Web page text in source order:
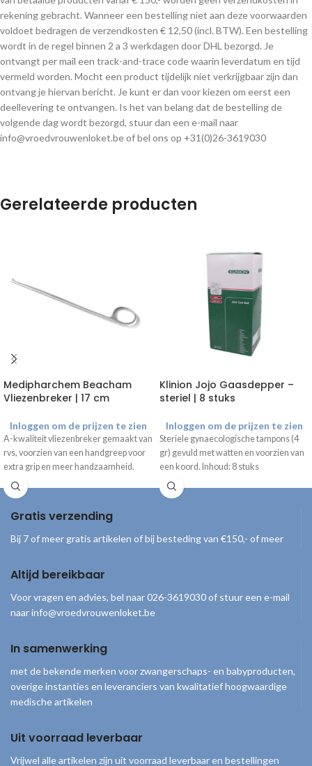
rekening gebracht. Wanneer een bestelling niet aan deze voorwaarden
voldoet bedragen de verzendkosten € 12,50 (incl. BTW). Een bestelling
wordt in de regel binnen 2 a 3 werkdagen door DHL bezorgd. Je
ontvangt per mail een track-and-trace code waarin leverdatum en tijd
vermeld worden. Mocht een product tijdelijk niet verkrijgbaar zijn dan
ontvang je hiervan bericht. Je kunt er dan voor kiezen om eerst een
deellevering te ontvangen. Is het van belang dat de bestelling de
volgende dag wordt bezorgd, stuur dan een e-mail naar
info@vroedvrouwenloket.be of bel ons op +31(0)26-3619030
Gerelateerde producten
Medipharchem Beacham
Vliezenbreker | 17 cm
Inloggen om de prijzen te zien
A-kwaliteit vliezenbreker gemaakt van
rvs, voorzien van een handgreep voor
extra grip en meer handzaamheid.
Klinion Jojo Gaasdepper –
steriel | 8 stuks
Inloggen om de prijzen te zien
Steriele gynaecologische tampons (4
gr) gevuld met watten en voorzien van
een koord. Inhoud: 8 stuks
Gratis verzending
Bij 7 of meer gratis artikelen of bij besteding van €150,- of meer
Altijd bereikbaar
Voor vragen en advies, bel naar 026-3619030 of stuur een e-mail
naar info@vroedvrouwenloket.be
In samenwerking
met de bekende merken voor zwangerschaps- en babyproducten,
overige instanties en leveranciers van kwalitatief hoogwaardige
medische artikelen
Uit voorraad leverbaar
Vrijwel alle artikelen zijn uit voorraad leverbaar en bestellingen